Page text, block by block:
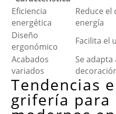
Eficiencia
energética
Reduce el
energía
Diseño
ergonómico
Facilita el
Acabados
variados
Se
Tendencias
grifería para